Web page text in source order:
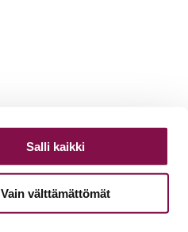
Salli kaikki
Vain välttämättömät